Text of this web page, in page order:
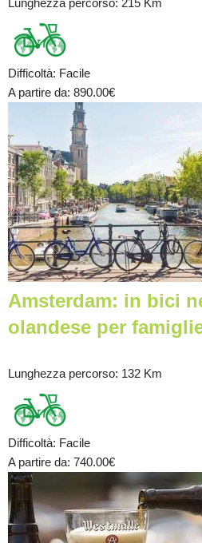
Lunghezza percorso: 215 Km
Difficoltà: Facile
A partire da: 890.00€
Amsterdam: in bici
olandese per
Lunghezza percorso: 132 Km
Difficoltà: Facile
A partire da: 740.00€